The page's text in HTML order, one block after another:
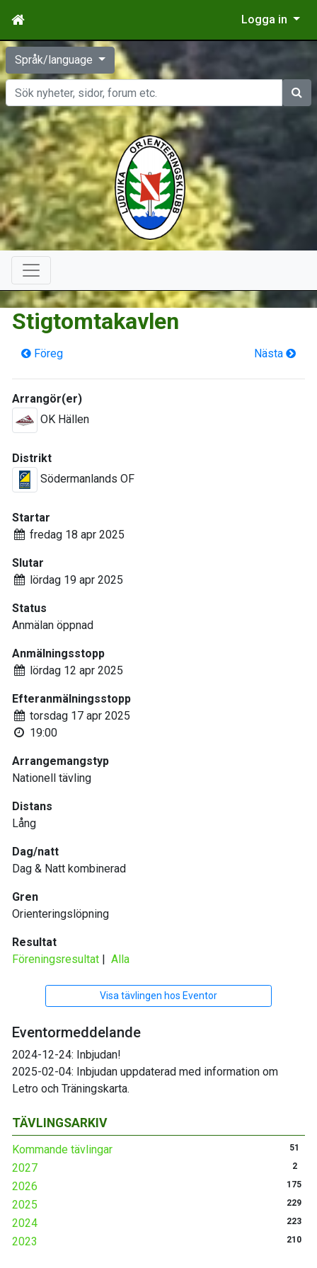
Logga in
Språk/language
Sök
TÄVLINGSARKIV
Kommande tävlingar 51
2027 2
2026 175
2025 229
2024 223
2023 210
Stigtomtakavlen
Föreg Nästa
Arrangör(er)
OK Hällen
Distrikt
Södermanlands OF
Startar
fredag 18 apr 2025
Slutar
lördag 19 apr 2025
Status
Anmälan öppnad
Anmälningsstopp
lördag 12 apr 2025
Efteranmälningsstopp
torsdag 17 apr 2025
19:00
Arrangemangstyp
Nationell tävling
Distans
Lång
Dag/natt
Dag & Natt kombinerad
Gren
Orienteringslöpning
Resultat
Föreningsresultat | Alla
Visa tävlingen hos Eventor
Eventormeddelande
2024-12-24: Inbjudan!
2025-02-04: Inbjudan uppdaterad med information om
Letro och Träningskarta.